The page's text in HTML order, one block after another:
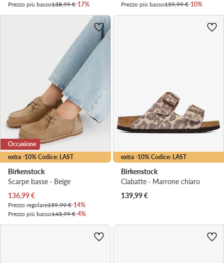
Prezzo più basso138,99 €-17%
Prezzo più basso159,99 €-10%
extra -10% Codice: LAST
Occasione
Birkenstock
Scarpe basse · Beige
Prezzo attuale
136,99€
Prezzo regolare159,99 €-14%
Prezzo più basso143,99 €-4%
extra -10% Codice: LAST
Birkenstock
Ciabatte · Marrone chiaro
139,99€